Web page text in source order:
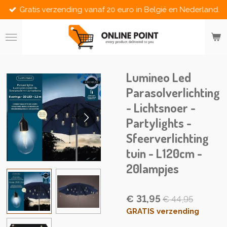
Ga
direct
naar
de
Gratis verzending vanaf 20 euro in België en Nederland.
Lumineo Led
Parasolverlichting
- Lichtsnoer -
Partylights -
Sfeerverlichting
tuin - L120cm -
20lampjes
€ 31,95 € 44,95
GRATIS verzending